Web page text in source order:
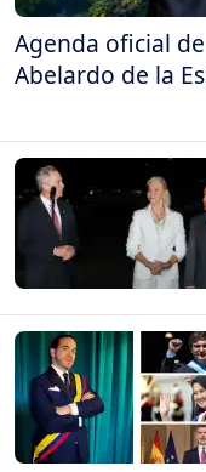
Agenda oficial
Abelardo de la